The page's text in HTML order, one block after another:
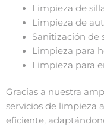
Limpieza de
Limpieza de
Sanitización de
Limpieza para
Limpieza para
Gracias a nuestra
servicios de limpieza
eficiente,